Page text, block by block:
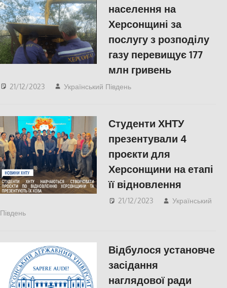
населення на
Херсонщині за
послугу з розподілу
газу перевищує 177
млн гривень
21/12/2023 Український Південь
Студенти ХНТУ
презентували 4
проєкти для
Херсонщини на етапі
її відновлення
21/12/2023
Український
Південь
Відбулося установче
засідання
наглядової ради